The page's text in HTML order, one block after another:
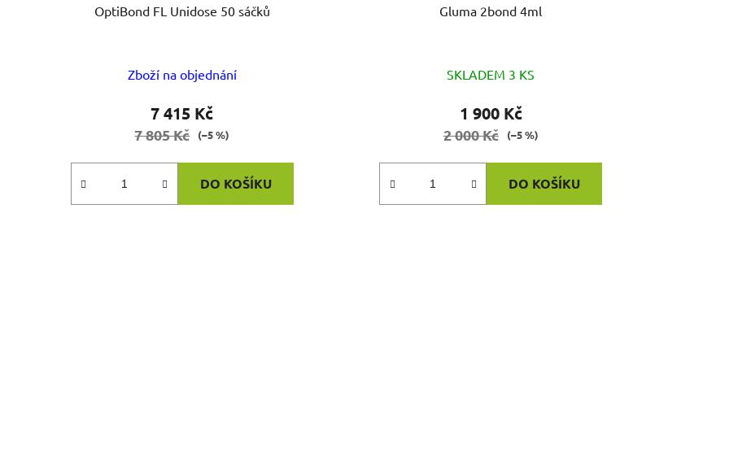
OptiBond FL Unidose 50 sáčků
Zboží na objednání
7 415 Kč
7 805 Kč (–5 %)
DO KOŠÍKU
Gluma 2bond 4ml
SKLADEM 3 KS
1 900 Kč
2 000 Kč (–5 %)
DO KOŠÍKU